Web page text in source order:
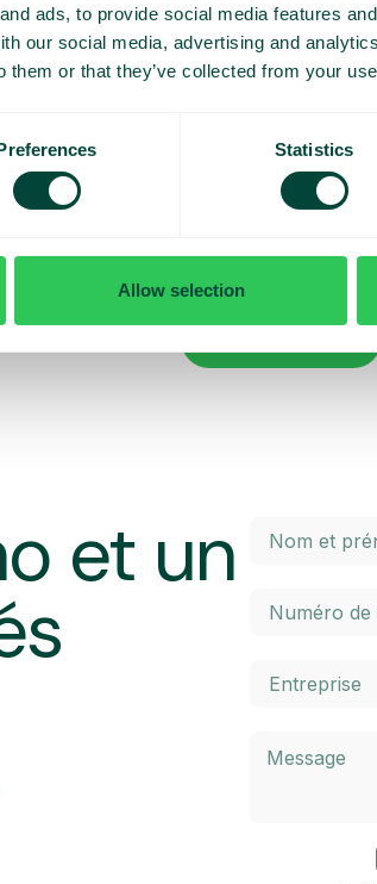
ads, to provide social media features
our social media, advertising and
them or that they’ve collected from your
Statistics
Allow selection
coûts quotidiens
Une fois
la possibilité
Questions
Vous voulez en savoir
penser lorsque vous
l’itinérance à
élevés. Cliquez sur le
et un